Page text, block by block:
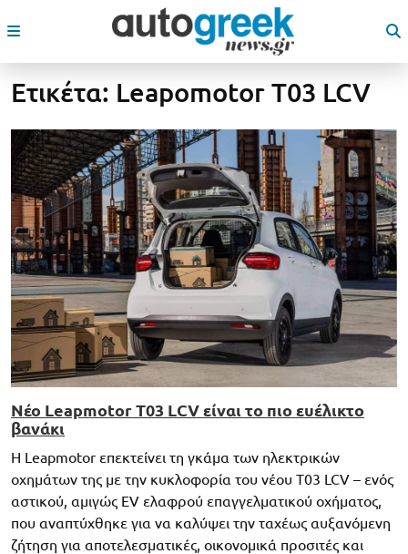
Ετικέτα: Leapomotor T03 LCV
Νέο Leapmotor T03 LCV είναι το πιο ευέλικτο
βανάκι
Η Leapmotor επεκτείνει τη γκάμα των ηλεκτρικών
οχημάτων της με την κυκλοφορία του νέου T03 LCV – ενός
αστικού, αμιγώς EV ελαφρού επαγγελματικού οχήματος,
που αναπτύχθηκε για να καλύψει την ταχέως αυξανόμενη
ζήτηση για αποτελεσματικές, οικονομικά προσιτές και